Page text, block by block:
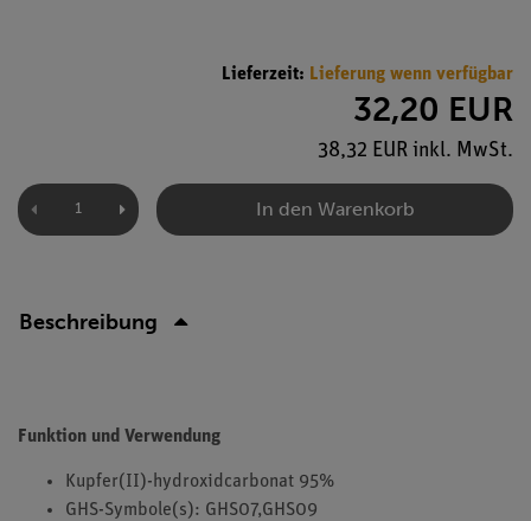
Lieferzeit: Lieferung wenn verfügbar
32,20 EUR
38,32 EUR inkl. MwSt.
In den Warenkorb
Beschreibung
Funktion und Verwendung
Kupfer(II)-hydroxidcarbonat 95%
GHS-Symbole(s): GHS07,GHS09